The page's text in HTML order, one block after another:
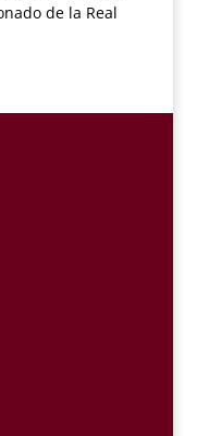
de la Real